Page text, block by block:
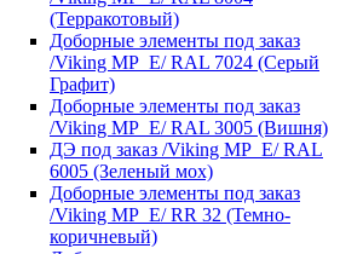
(Терракотовый)
Доборные элементы под заказ
/Viking MP_E/ RAL 7024 (Серый
Графит)
Доборные элементы под заказ
/Viking MP_E/ RAL 3005 (Вишня)
ДЭ под заказ /Viking MP_E/ RAL
6005 (Зеленый мох)
Доборные элементы под заказ
/Viking MP_E/ RR 32 (Темно-
коричневый)